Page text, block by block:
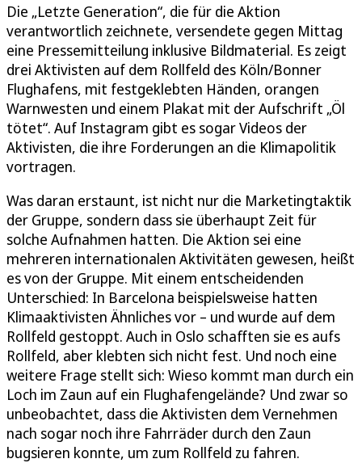
Die „Letzte Generation“, die für die Aktion
verantwortlich zeichnete, versendete gegen Mittag
eine Pressemitteilung inklusive Bildmaterial. Es zeigt
drei Aktivisten auf dem Rollfeld des Köln/Bonner
Flughafens, mit festgeklebten Händen, orangen
Warnwesten und einem Plakat mit der Aufschrift „Öl
tötet“. Auf Instagram gibt es sogar Videos der
Aktivisten, die ihre Forderungen an die Klimapolitik
vortragen.
Was daran erstaunt, ist nicht nur die Marketingtaktik
der Gruppe, sondern dass sie überhaupt Zeit für
solche Aufnahmen hatten. Die Aktion sei eine
mehreren internationalen Aktivitäten gewesen, heißt
es von der Gruppe. Mit einem entscheidenden
Unterschied: In Barcelona beispielsweise hatten
Klimaaktivisten Ähnliches vor – und wurde auf dem
Rollfeld gestoppt. Auch in Oslo schafften sie es aufs
Rollfeld, aber klebten sich nicht fest. Und noch eine
weitere Frage stellt sich: Wieso kommt man durch ein
Loch im Zaun auf ein Flughafengelände? Und zwar so
unbeobachtet, dass die Aktivisten dem Vernehmen
nach sogar noch ihre Fahrräder durch den Zaun
bugsieren konnte, um zum Rollfeld zu fahren.